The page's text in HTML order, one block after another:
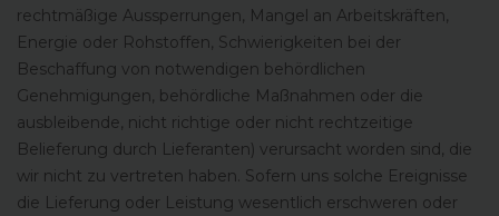
rechtmäßige Aussperrungen, Mangel an Arbeitskräften,
Energie oder Rohstoffen, Schwierigkeiten bei der
Beschaffung von notwendigen behördlichen
Genehmigungen, behördliche Maßnahmen oder die
ausbleibende, nicht richtige oder nicht rechtzeitige
Belieferung durch Lieferanten) verursacht worden sind, die
wir nicht zu vertreten haben. Sofern uns solche Ereignisse
die Lieferung oder Leistung wesentlich erschweren oder